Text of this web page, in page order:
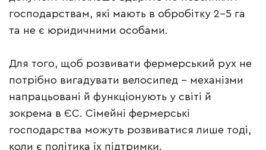
господарствам, які мають в обробітку 2-5 га
та не є юридичними особами.
Для того, щоб розвивати фермерський рух не
потрібно вигадувати велосипед – механізми
напрацьовані й функціонують у світі й
зокрема в ЄС. Сімейні фермерські
господарства можуть розвиватися лише тоді,
коли є політика їх підтримки.